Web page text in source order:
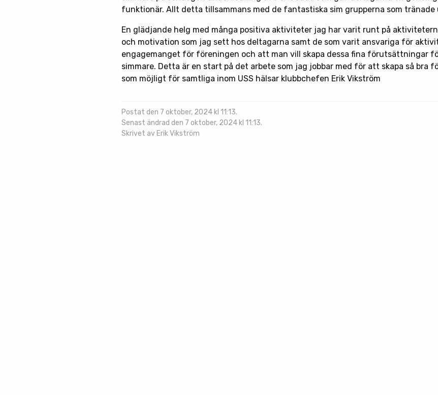
funktionär. Allt detta tillsammans med de fantastiska sim grupperna som tränade
En glädjande helg med många positiva aktiviteter jag har varit runt på
och motivation som jag sett hos deltagarna samt de som varit ansvariga för
engagemanget för föreningen och att man vill skapa dessa fina förutsättningar
simmare. Detta är en start på det arbete som jag jobbar med för att skapa så bra
som möjligt för samtliga inom USS hälsar klubbchefen Erik Vikström
Postat den 7 oktober, 2024 kl 11:13.
Senast ändrad den 7 oktober, 2024 kl 11:13.
Skrivet av Erik Vikström